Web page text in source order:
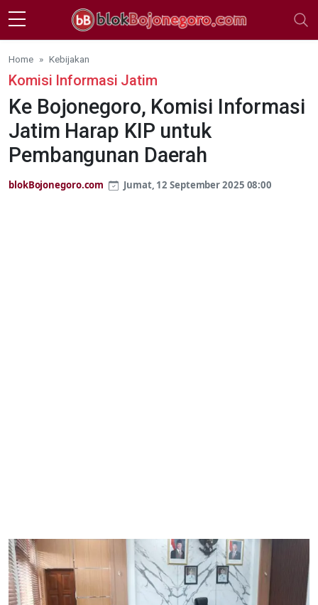
Skip to main content
Home Kebijakan
Komisi Informasi Jatim
Ke Bojonegoro, Komisi Informasi
Jatim Harap KIP untuk
Pembangunan Daerah
blokBojonegoro.com Jumat, 12 September 2025 08:00